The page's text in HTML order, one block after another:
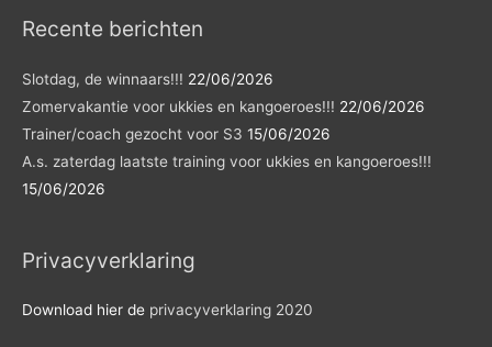
Recente berichten
Slotdag, de winnaars!!! 22/06/2026
Zomervakantie voor ukkies en kangoeroes!!! 22/06/2026
Trainer/coach gezocht voor S3 15/06/2026
A.s. zaterdag laatste training voor ukkies en kangoeroes!!!
15/06/2026
Privacyverklaring
Download hier de privacyverklaring 2020